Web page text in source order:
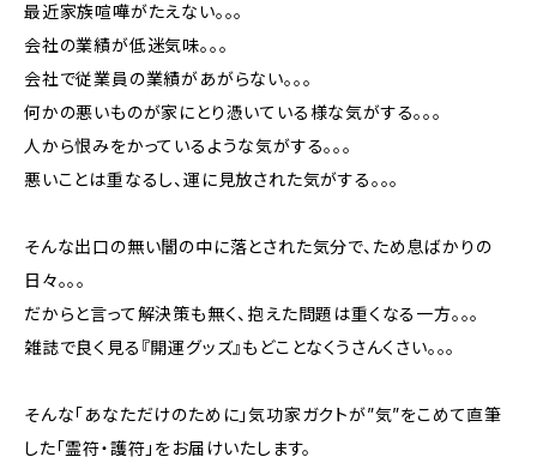
最近家族喧嘩がたえない。。。
会社の業績が低迷気味。。。
会社で従業員の業績があがらない。。。
何かの悪いものが家にとり憑いている様な気がする。。。
人から恨みをかっているような気がする。。。
悪いことは重なるし、運に見放された気がする。。。
そんな出口の無い闇の中に落とされた気分で、ため息ばかりの
日々。。。
だからと言って解決策も無く、抱えた問題は重くなる一方。。。
雑誌で良く見る『開運グッズ』もどことなくうさんくさい。。。
そんな「あなただけのために」気功家ガクトが”気”をこめて直筆
した「霊符・護符」をお届けいたします。